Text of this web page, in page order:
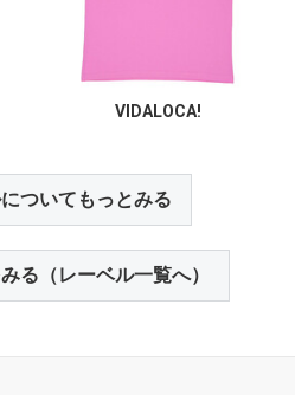
VIDALOCA!
ついてもっとみる
る（レーベル一覧へ）